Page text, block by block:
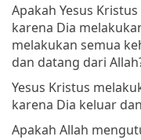
Apakah Yesus
karena Dia
melakukan semua
dan datang dari
Yesus Kristus
karena Dia keluar
Apakah Allah